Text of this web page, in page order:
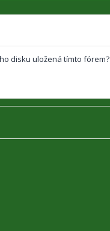
disku uložená tímto fórem?